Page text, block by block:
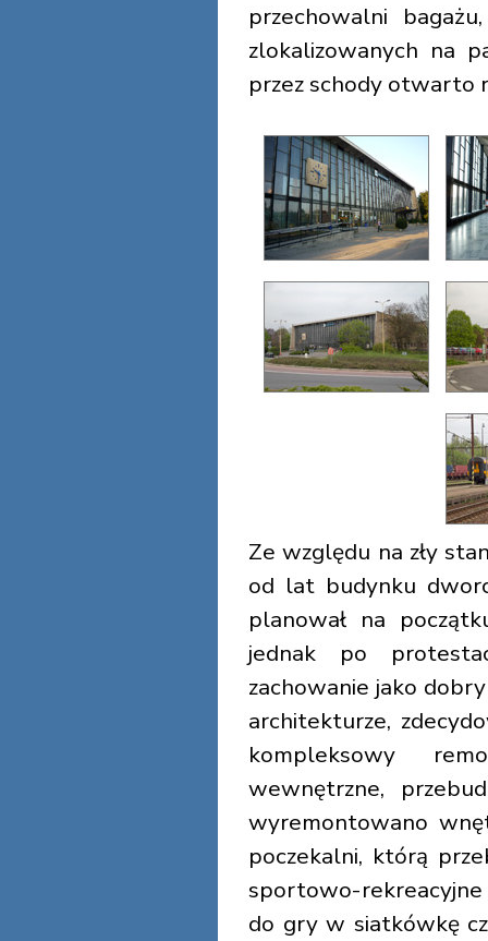
przechowalni
zlokalizowanych na
przez schody otwarto
Ze względu na zły
od lat budynku
planował na
jednak po
zachowanie jako
architekturze,
kompleksowy
wewnętrzne,
wyremontowano
poczekalni, którą
sportowo-
do gry w siatkówkę